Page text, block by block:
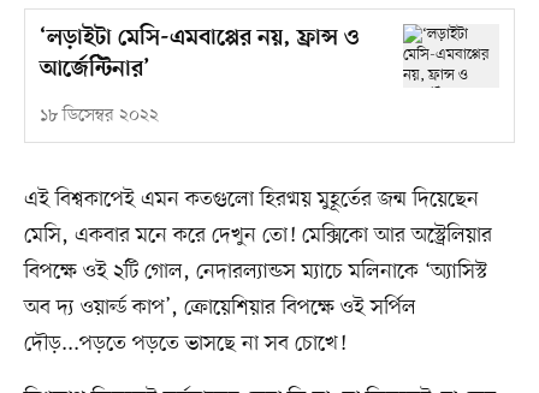
‘লড়াইটা মেসি-এমবাপ্পের নয়, ফ্রান্স ও
আর্জেন্টিনার’
১৮ ডিসেম্বর ২০২২
এই বিশ্বকাপেই এমন কতগুলো হিরণ্ময় মুহূর্তের জন্ম দিয়েছেন
মেসি, একবার মনে করে দেখুন তো! মেক্সিকো আর অস্ট্রেলিয়ার
বিপক্ষে ওই ২টি গোল, নেদারল্যান্ডস ম্যাচে মলিনাকে ‘অ্যাসিস্ট
অব দ্য ওয়ার্ল্ড কাপ’, ক্রোয়েশিয়ার বিপক্ষে ওই সর্পিল
দৌড়...পড়তে পড়তে ভাসছে না সব চোখে!